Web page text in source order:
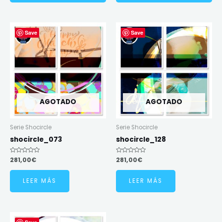
Save
AGOTADO
Serie Shocircle
shocircle_073
Valorado
en
0
281,00€
LEER MÁS
Save
AGOTADO
Serie Shocircle
shocircle_128
Valorado
en
0
281,00€
LEER MÁS